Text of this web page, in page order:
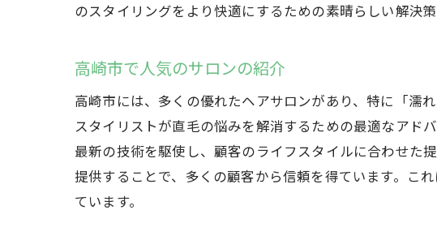
のスタイリングをより快適にするための素晴らしい解決策
高崎市で人気のサロンの紹介
高崎市には、多くの優れたヘアサロンがあり、特に「濡
スタイリストが直毛の悩みを解消するための最適なアド
最新の技術を駆使し、顧客のライフスタイルに合わせた
提供することで、多くの顧客から信頼を得ています。こ
ています。